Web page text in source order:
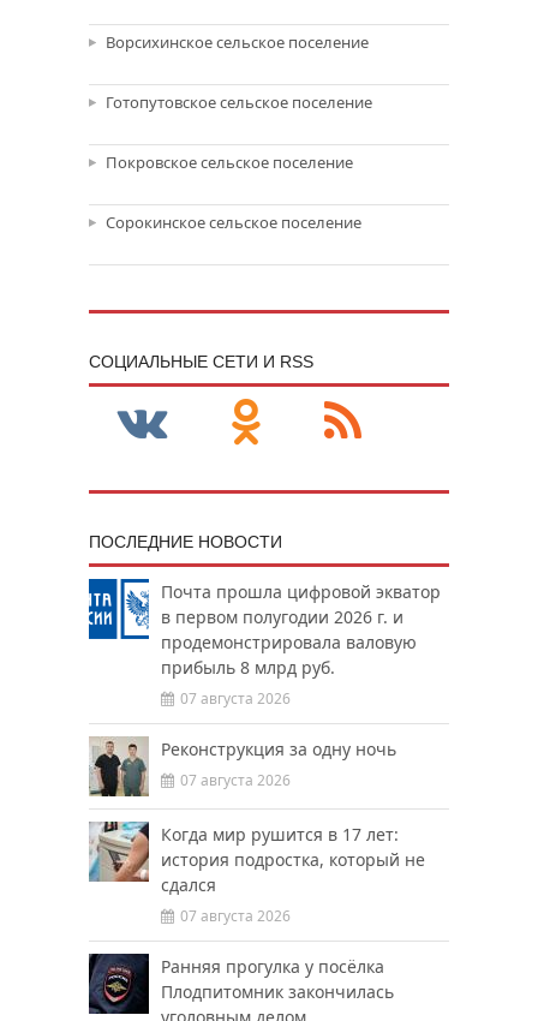
Ворсихинское сельское поселение
Готопутовское сельское поселение
Покровское сельское поселение
Сорокинское сельское поселение
CОЦИАЛЬНЫЕ СЕТИ И RSS
ПОСЛЕДНИЕ НОВОСТИ
Почта прошла цифровой экватор
в первом полугодии 2026 г. и
продемонстрировала валовую
прибыль 8 млрд руб.
07 августа 2026
Реконструкция за одну ночь
07 августа 2026
Когда мир рушится в 17 лет:
история подростка, который не
сдался
07 августа 2026
Ранняя прогулка у посёлка
Плодпитомник закончилась